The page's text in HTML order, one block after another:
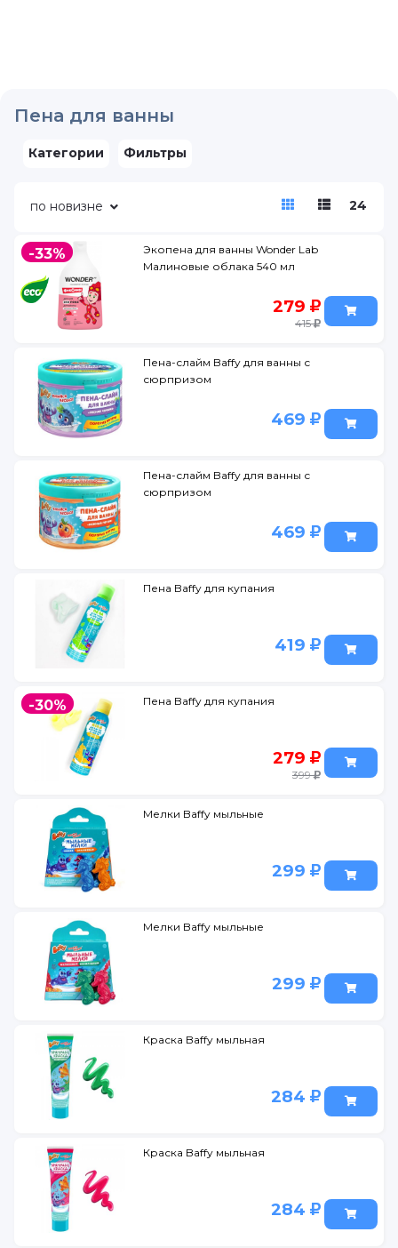
Пена для ванны
Категории Фильтры
по новизне 24
-33%
Экопена для ванны Wonder Lab
Малиновые облака 540 мл
279
415
Пена-слайм Baffy для ванны с
сюрпризом
469
Пена-слайм Baffy для ванны с
сюрпризом
469
Пена Baffy для купания
419
-30% Пена Baffy для купания
279
399
Мелки Baffy мыльные
299
Мелки Baffy мыльные
299
Краска Baffy мыльная
284
Краска Baffy мыльная
284